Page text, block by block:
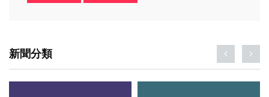
新聞分類